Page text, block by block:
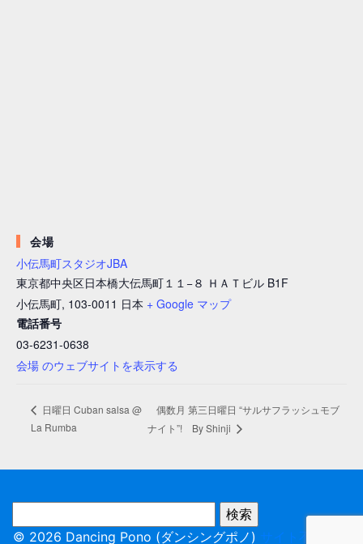
会場
小伝馬町スタジオJBA
東京都中央区日本橋大伝馬町１１−８ ＨＡＴビル B1F
小伝馬町, 103-0011 日本 + Google マップ
電話番号
03-6231-0638
会場 のウェブサイトを表示する
日曜日 Cuban salsa @
La Rumba
偶数月 第三日曜日 “サルサフラッシュモブ
ナイト”! By Shinji
© 2026 Dancing Pono (ダンシングポノ) サイト不具合報